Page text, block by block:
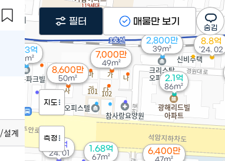
2.1억
86m²
1.33억
91m²
2,800만
39m²
7,000만
49m²
6,400만
47m²
8,600만
50m²
1.68억
67m²
8.8억
'24. 02
30억
'24. 01
지도
측정
필터 매물만 보기
설계